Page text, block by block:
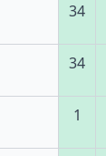
34
34
1